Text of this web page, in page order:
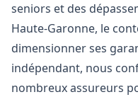
seniors et des
Haute-Garonne, le
dimensionner ses
indépendant, nous
nombreux assureurs